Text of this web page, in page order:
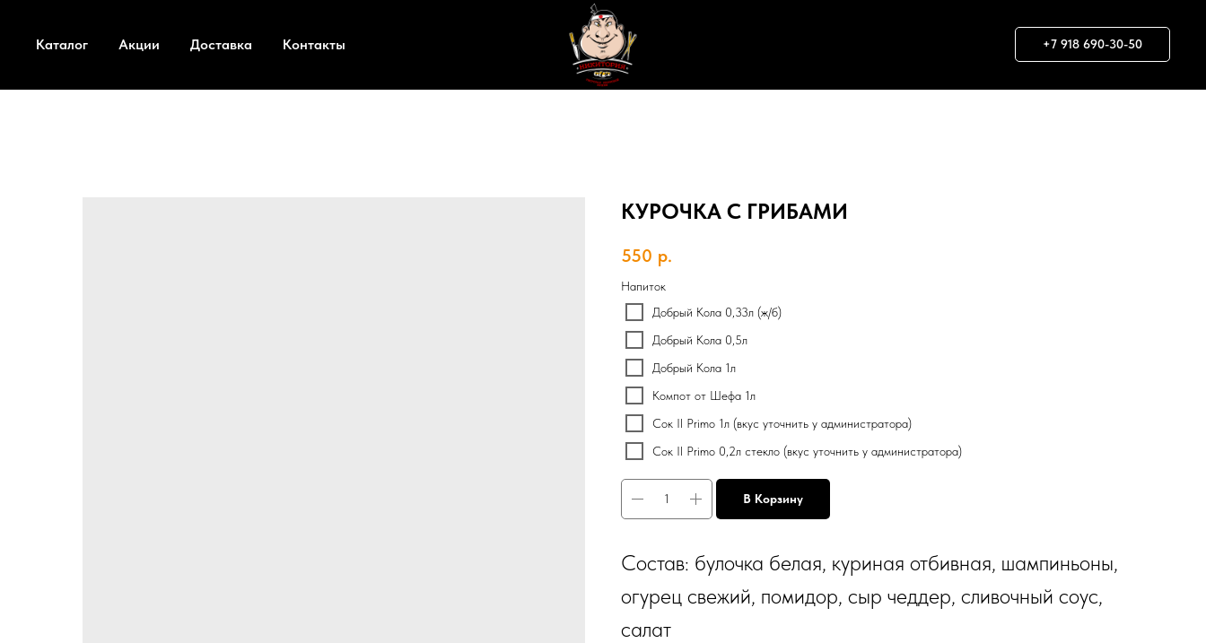
Каталог Акции Доставка Контакты +7 918 690-30-50
КУРОЧКА С ГРИБАМИ
550 р.
Напиток
Добрый Кола 0,33л (ж/б)
Добрый Кола 0,5л
Добрый Кола 1л
Компот от Шефа 1л
Сок Il Primo 1л (вкус уточнить у администратора)
Сок Il Primo 0,2л стекло (вкус уточнить у администратора)
В Корзину
Состав: булочка белая, куриная отбивная, шампиньоны,
огурец свежий, помидор, сыр чеддер, сливочный соус,
салат